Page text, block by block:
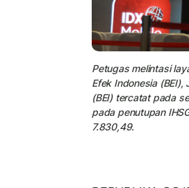
Petugas melintasi
Efek Indonesia
(BEI) tercatat pada
pada penutupan
7.830,49.